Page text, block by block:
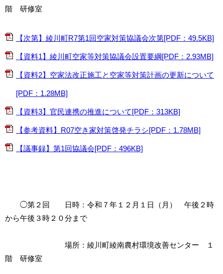
階 研修室
【次第】綾川町R7第1回空家対策協議会次第[PDF：49.5KB]
【資料1】綾川町空家等対策協議会設置要綱[PDF：2.93MB]
【資料2】空家法改正施工と空家等対策計画の更新について
[PDF：1.28MB]
【資料3】官民連携の推進について[PDF：313KB]
【参考資料】R07空き家対策啓発チラシ[PDF：1.78MB]
【議事録】第1回協議会[PDF：496KB]
◯第２回 日時：令和７年１２月１日（月） 午後２時
から午後３時２０分まで
場所：綾川町綾南農村環境改善センター １
階 研修室